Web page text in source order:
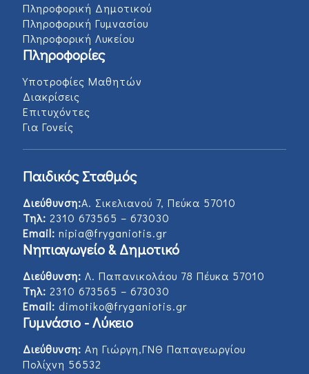
Πληροφορική Δημοτικού
Πληροφορική Γυμνασίου
Πληροφορική Λυκείου
Πληροφορίες
Υποτροφίες Μαθητών
Διακρίσεις
Επιτυχόντες
Για Γονείς
Παιδικός Σταθμός
Διεύθυνση:Α. Σικελιανού 7, Πεύκα 57010
Τηλ: 2310 673565 – 673030
Email: nipia@fryganiotis.gr
Νηπιαγωγείο & Δημοτικό
Διεύθυνση: Λ. Παπανικολάου 78 Πέυκα 57010
Τηλ: 2310 673565 – 673030
Email: dimotiko@fryganiotis.gr
Γυμνάσιο - Λύκειο
Διεύθυνση: Αη Γιώργη,ΓΝΘ Παπαγεωργίου
Πολίχνη 56532